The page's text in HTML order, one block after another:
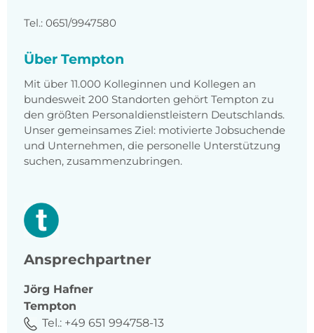
Tel.: 0651/9947580
Über Tempton
Mit über 11.000 Kolleginnen und Kollegen an
bundesweit 200 Standorten gehört Tempton zu
den größten Personaldienstleistern Deutschlands.
Unser gemeinsames Ziel: motivierte Jobsuchende
und Unternehmen, die personelle Unterstützung
suchen, zusammenzubringen.
Ansprechpartner
Jörg Hafner
Tempton
Tel.: +49 651 994758-13